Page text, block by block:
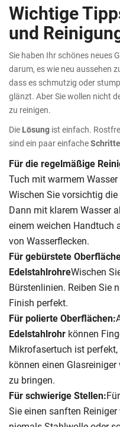
Wichtige
und
Sie haben Ihr schönes neues
darum, es wie neu aussehen
dass es schmutzig oder
glänzt. Aber Sie wollen nicht
zu reinigen.
Die Lösung ist einfach.
sind ein paar einfacheSchritte
Für die regelmäßige
Tuch mit warmem
Wischen Sie vorsichtig die
Dann mit klarem Wasser
einem weichen Handtuch
von Wasserflecken.
Für gebürstete
EdelstahlrohreWischen
Bürstenlinien. Reiben Sie
Finish perfekt.
Für polierte Oberflächen:
Edelstahlrohr können
Mikrofasertuch ist
können einen
zu bringen.
Für schwierige Stellen:
Sie einen sanften